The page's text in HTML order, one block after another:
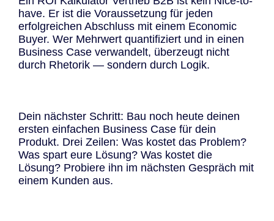
have. Er ist die Voraussetzung für jeden
erfolgreichen Abschluss mit einem Economic
Buyer. Wer Mehrwert quantifiziert und in einen
Business Case verwandelt, überzeugt nicht
durch Rhetorik — sondern durch Logik.
Dein nächster Schritt: Bau noch heute deinen
ersten einfachen Business Case für dein
Produkt. Drei Zeilen: Was kostet das Problem?
Was spart eure Lösung? Was kostet die
Lösung? Probiere ihn im nächsten Gespräch mit
einem Kunden aus.